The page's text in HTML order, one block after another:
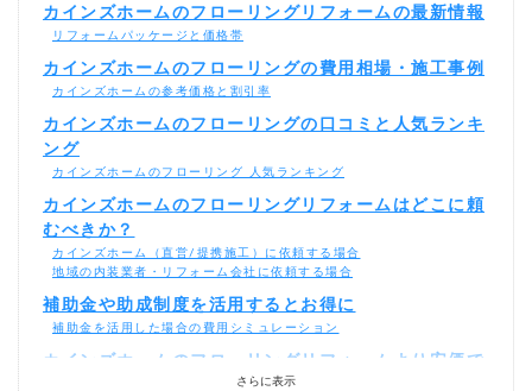
カインズホームのフローリングリフォームの最新情報
リフォームパッケージと価格帯
カインズホームのフローリングの費用相場・施工事例
カインズホームの参考価格と割引率
カインズホームのフローリングの口コミと人気ランキ
ング
カインズホームのフローリング 人気ランキング
カインズホームのフローリングリフォームはどこに頼
むべきか？
カインズホーム（直営/提携施工）に依頼する場合
地域の内装業者・リフォーム会社に依頼する場合
補助金や助成制度を活用するとお得に
補助金を活用した場合の費用シミュレーション
カインズホームのフローリングリフォームより安価で
さらに表示